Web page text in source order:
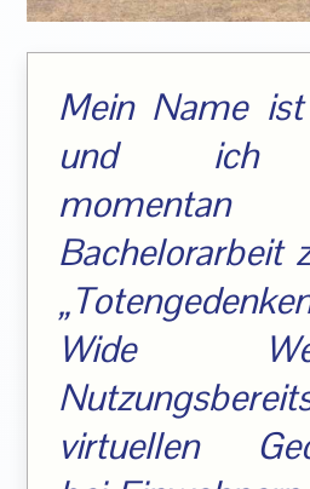
Mein Name
und ich
Bachelorarbeit
Wide
virtuellen